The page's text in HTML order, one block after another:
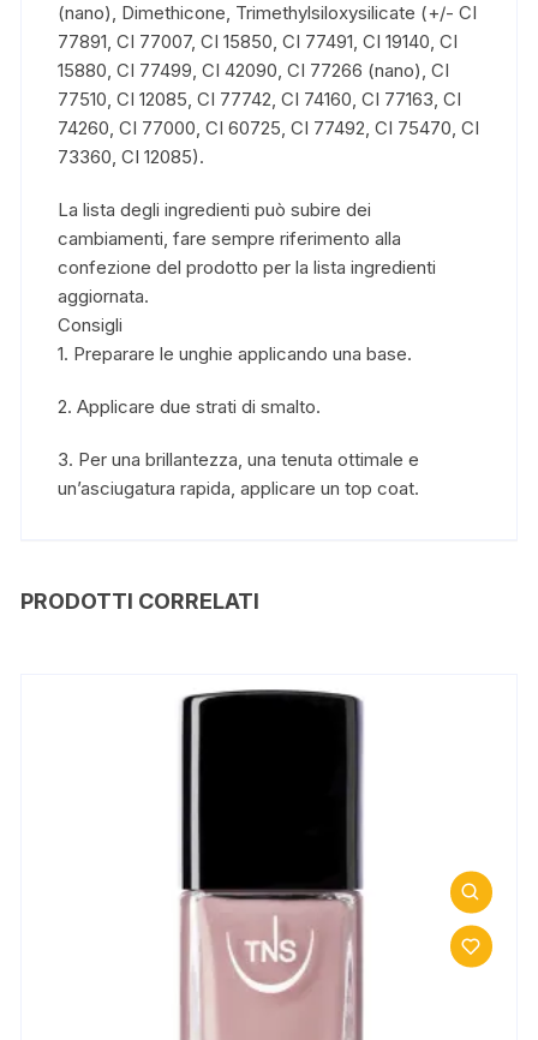
(nano), Dimethicone, Trimethylsiloxysilicate (+/- CI
77891, CI 77007, CI 15850, CI 77491, CI 19140, CI
15880, CI 77499, CI 42090, CI 77266 (nano), CI
77510, CI 12085, CI 77742, CI 74160, CI 77163, CI
74260, CI 77000, CI 60725, CI 77492, CI 75470, CI
73360, CI 12085).
La lista degli ingredienti può subire dei
cambiamenti, fare sempre riferimento alla
confezione del prodotto per la lista ingredienti
aggiornata.
Consigli
1. Preparare le unghie applicando una base.
2. Applicare due strati di smalto.
3. Per una brillantezza, una tenuta ottimale e
un’asciugatura rapida, applicare un top coat.
PRODOTTI CORRELATI